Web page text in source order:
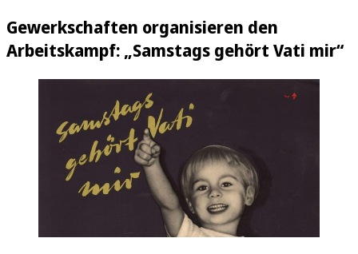
Gewerkschaften organisieren den
Arbeitskampf: „Samstags gehört Vati mir“